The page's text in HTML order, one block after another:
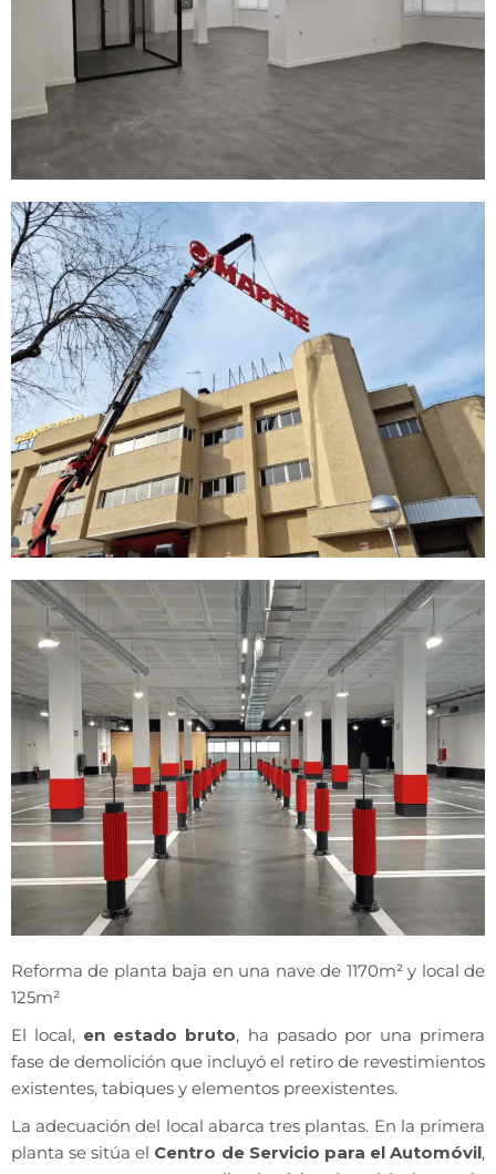
Reforma de planta baja en una nave de 1170m² y local de
125m²
El local, en estado bruto, ha pasado por una primera
fase de demolición que incluyó el retiro de revestimientos
existentes, tabiques y elementos preexistentes.
La adecuación del local abarca tres plantas. En la primera
planta se sitúa el Centro de Servicio para el Automóvil,